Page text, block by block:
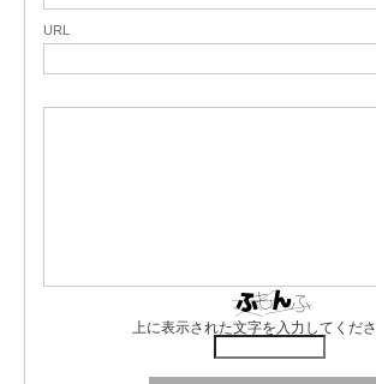
URL
上に表示された文字を入力してくださ